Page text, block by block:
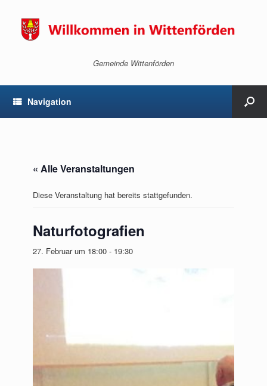
Gemeinde Wittenförden
Navigation
« Alle Veranstaltungen
Diese Veranstaltung hat bereits stattgefunden.
Naturfotografien
27. Februar um 18:00 - 19:30